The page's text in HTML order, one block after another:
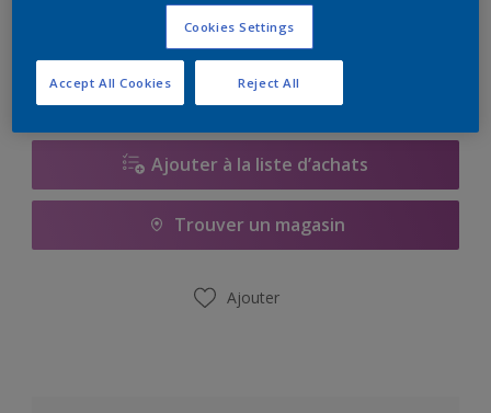
Ajouter à la liste d’achats
Trouver un magasin
Ajouter
Cookies Settings
Reject All
Accept All Cookies